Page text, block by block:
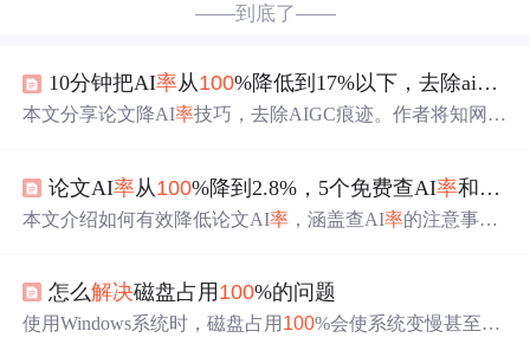
——到底了——
10分钟把AI率从100%降低到17%以下，去除ai痕迹，降低ai
本文分享论文降AI率技巧，去除AIGC痕迹。作者将知网论
深度解释专业术语；使用专业降AI率工具嘎嘎降AI，处理
后内容自然，还能保留核心部分。
论文AI率从100%降到2.8%，5个免费查AI率和降AI
本文介绍如何有效降低论文AI率 ，涵盖查AI率的注意事
校指定平台检测，避免误判，结合手动修改与专业工具实
现AI率从100%降至安全范围。
怎么解决磁盘占用 100%的问题
使用Windows系统时，磁盘占用 100%会使系统变慢甚至无